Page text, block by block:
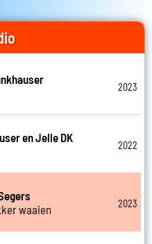
2023
en Jelle DK
2022
waaien
2023